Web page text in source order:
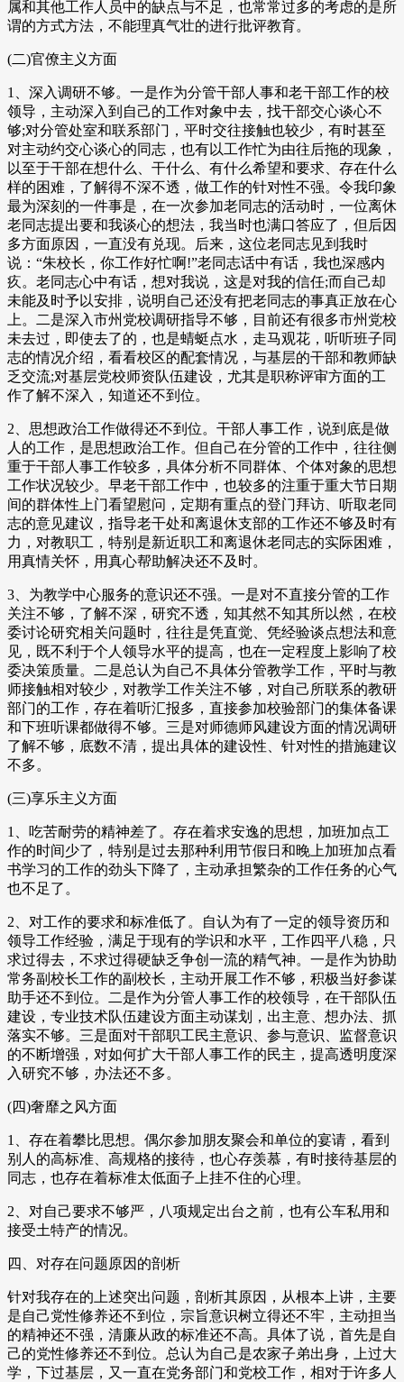
属和其他工作人员中的缺点与不足，也常常过多的考虑的是所
谓的方式方法，不能理真气壮的进行批评教育。
(二)官僚主义方面
1、深入调研不够。一是作为分管干部人事和老干部工作的校
领导，主动深入到自己的工作对象中去，找干部交心谈心不
够;对分管处室和联系部门，平时交往接触也较少，有时甚至
对主动约交心谈心的同志，也有以工作忙为由往后拖的现象，
以至于干部在想什么、干什么、有什么希望和要求、存在什么
样的困难，了解得不深不透，做工作的针对性不强。令我印象
最为深刻的一件事是，在一次参加老同志的活动时，一位离休
老同志提出要和我谈心的想法，我当时也满口答应了，但后因
多方面原因，一直没有兑现。后来，这位老同志见到我时
说：“朱校长，你工作好忙啊!”老同志话中有话，我也深感内
疚。老同志心中有话，想对我说，这是对我的信任;而自己却
未能及时予以安排，说明自己还没有把老同志的事真正放在心
上。二是深入市州党校调研指导不够，目前还有很多市州党校
未去过，即使去了的，也是蜻蜓点水，走马观花，听听班子同
志的情况介绍，看看校区的配套情况，与基层的干部和教师缺
乏交流;对基层党校师资队伍建设，尤其是职称评审方面的工
作了解不深入，知道还不到位。
2、思想政治工作做得还不到位。干部人事工作，说到底是做
人的工作，是思想政治工作。但自己在分管的工作中，往往侧
重于干部人事工作较多，具体分析不同群体、个体对象的思想
工作状况较少。早老干部工作中，也较多的注重于重大节日期
间的群体性上门看望慰问，定期有重点的登门拜访、听取老同
志的意见建议，指导老干处和离退休支部的工作还不够及时有
力，对教职工，特别是新近职工和离退休老同志的实际困难，
用真情关怀，用真心帮助解决还不及时。
3、为教学中心服务的意识还不强。一是对不直接分管的工作
关注不够，了解不深，研究不透，知其然不知其所以然，在校
委讨论研究相关问题时，往往是凭直觉、凭经验谈点想法和意
见，既不利于个人领导水平的提高，也在一定程度上影响了校
委决策质量。二是总认为自己不具体分管教学工作，平时与教
师接触相对较少，对教学工作关注不够，对自己所联系的教研
部门的工作，存在着听汇报多，直接参加校验部门的集体备课
和下班听课都做得不够。三是对师德师风建设方面的情况调研
了解不够，底数不清，提出具体的建设性、针对性的措施建议
不多。
(三)享乐主义方面
1、吃苦耐劳的精神差了。存在着求安逸的思想，加班加点工
作的时间少了，特别是过去那种利用节假日和晚上加班加点看
书学习的工作的劲头下降了，主动承担繁杂的工作任务的心气
也不足了。
2、对工作的要求和标准低了。自认为有了一定的领导资历和
领导工作经验，满足于现有的学识和水平，工作四平八稳，只
求过得去，不求过得硬缺乏争创一流的精气神。一是作为协助
常务副校长工作的副校长，主动开展工作不够，积极当好参谋
助手还不到位。二是作为分管人事工作的校领导，在干部队伍
建设，专业技术队伍建设方面主动谋划，出主意、想办法、抓
落实不够。三是面对干部职工民主意识、参与意识、监督意识
的不断增强，对如何扩大干部人事工作的民主，提高透明度深
入研究不够，办法还不多。
(四)奢靡之风方面
1、存在着攀比思想。偶尔参加朋友聚会和单位的宴请，看到
别人的高标准、高规格的接待，也心存羡慕，有时接待基层的
同志，也存在着标准太低面子上挂不住的心理。
2、对自己要求不够严，八项规定出台之前，也有公车私用和
接受土特产的情况。
四、对存在问题原因的剖析
针对我存在的上述突出问题，剖析其原因，从根本上讲，主要
是自己党性修养还不到位，宗旨意识树立得还不牢，主动担当
的精神还不强，清廉从政的标准还不高。具体了说，首先是自
己的党性修养还不到位。总认为自己是农家子弟出身，上过大
学，下过基层，又一直在党务部门和党校工作，相对于许多人